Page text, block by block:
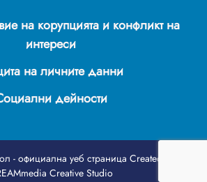
на корупцията и конфликт на
интереси
на личните данни
дейности
- официална уеб страница Created by
Creative Studio